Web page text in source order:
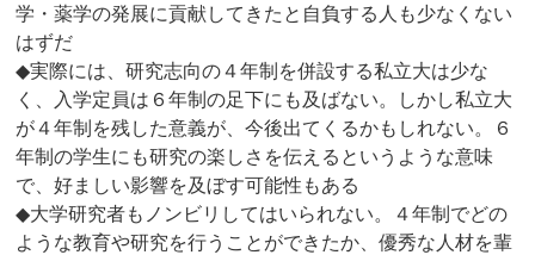
学・薬学の発展に貢献してきたと自負する人も少なくない
はずだ
◆実際には、研究志向の４年制を併設する私立大は少な
く、入学定員は６年制の足下にも及ばない。しかし私立大
が４年制を残した意義が、今後出てくるかもしれない。６
年制の学生にも研究の楽しさを伝えるというような意味
で、好ましい影響を及ぼす可能性もある
◆大学研究者もノンビリしてはいられない。４年制でどの
ような教育や研究を行うことができたか、優秀な人材を輩